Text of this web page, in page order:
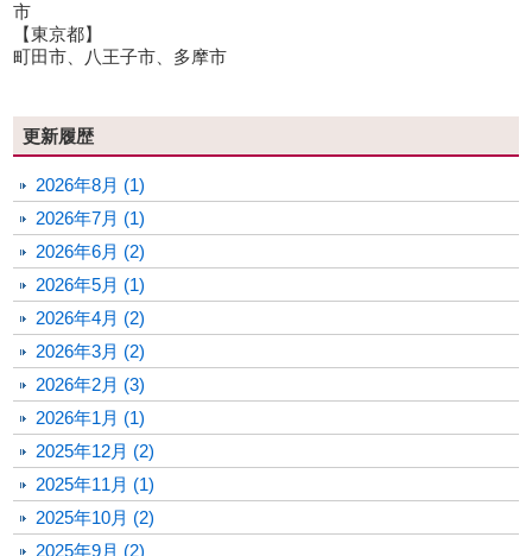
市
【東京都】
町田市、八王子市、多摩市
更新履歴
2026年8月 (1)
2026年7月 (1)
2026年6月 (2)
2026年5月 (1)
2026年4月 (2)
2026年3月 (2)
2026年2月 (3)
2026年1月 (1)
2025年12月 (2)
2025年11月 (1)
2025年10月 (2)
2025年9月 (2)